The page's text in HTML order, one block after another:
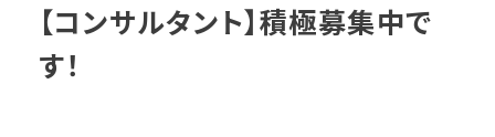
【コンサルタント】積極募集中で
す！